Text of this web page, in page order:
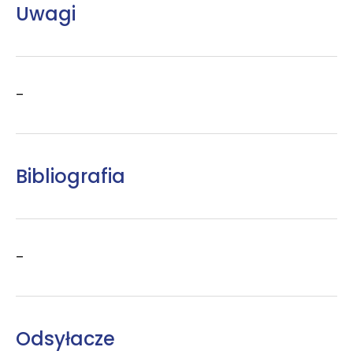
Uwagi
–
Bibliografia
–
Odsyłacze